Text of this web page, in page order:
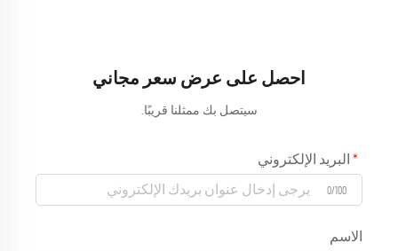
احصل على عرض سعر مجاني
سيتصل بك ممثلنا قريبًا.
البريد الإلكتروني
0/100
الاسم